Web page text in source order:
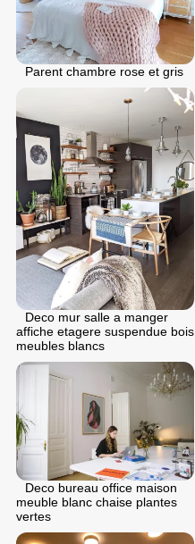
Parent chambre rose et gris
Deco mur salle a manger
affiche etagere suspendue bois
meubles blancs
Deco bureau office maison
meuble blanc chaise plantes
vertes